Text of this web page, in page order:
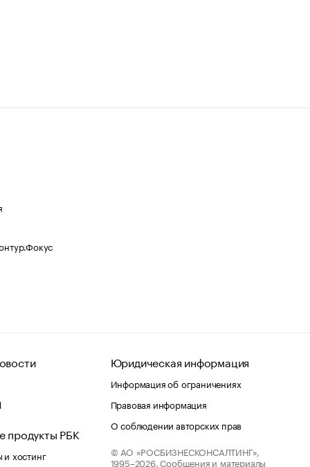
продукты РБК
хостинг
Юридическая информация
Информация об ограничениях
Правовая информация
О соблюдении авторских прав
© АО «РОСБИЗНЕСКОНСАЛТИНГ»,
1995–2026. Сообщения и материалы